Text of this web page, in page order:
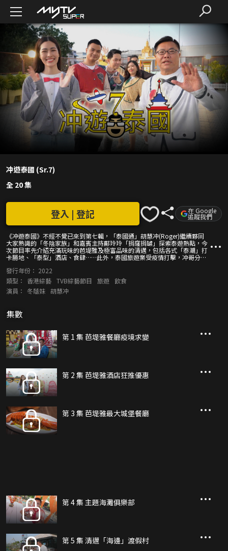
冲遊泰國 (Sr.7)
全 20 集
《冲遊泰國》不經不覺已來到第七輯，「泰國通」胡慧冲(Roger)繼續夥同
大家熟識的「冬陰家族」和嘉賓主持鄺玲玲「捐窿捐罅」探索泰遊熱點，今
次節目率先介紹充滿玩味的芭堤雅及極富品味的清邁，包括各式「泰潮」打
卡勝地、「泰型」酒店、食肆……此外，泰國旅遊業受疫情打擊，冲哥分享
當然少不了教大家簡單泰文及各種泰國生活小常識。
登入 | 登記 在 Google
追蹤我們
發行年份： 2022
類型：
香港綜藝 TVB綜藝節目 旅遊 飲食
演員： 冬蔭妹 胡慧冲
集數
第 1 集 芭堤雅餐廳疫境求變
第 2 集 芭堤雅酒店狂推優惠
第 3 集 芭堤雅最大城堡餐廳
第 4 集 主題海灘俱樂部
第 5 集 清邁「海邊」渡假村